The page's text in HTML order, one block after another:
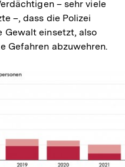
– sehr viele
–, dass die Polizei
einsetzt, also
Gefahren abzuwehren.